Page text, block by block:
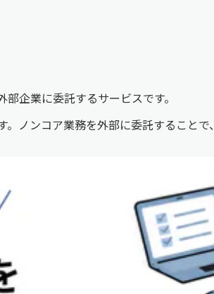
企業に委託するサービスです。
ンコア業務を外部に委託するこ